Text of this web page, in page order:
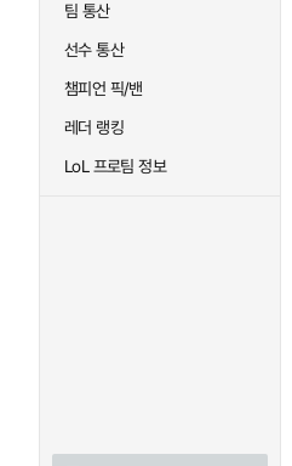
팀 통산
선수 통산
챔피언 픽/밴
레더 랭킹
LoL 프로팀 정보